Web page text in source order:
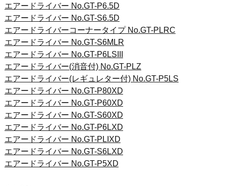
エアードライバー No.GT-P6.5D
エアードライバー No.GT-S6.5D
エアードライバーコーナータイプ No.GT-PLRC
エアードライバー No.GT-S6MLR
エアードライバー No.GT-P6LSIII
エアードライバー(消音付) No.GT-PLZ
エアードライバー(レギュレター付) No.GT-P5LS
エアードライバー No.GT-P80XD
エアードライバー No.GT-P60XD
エアードライバー No.GT-S60XD
エアードライバー No.GT-P6LXD
エアードライバー No.GT-PLIXD
エアードライバー No.GT-S6LXD
エアードライバー No.GT-P5XD